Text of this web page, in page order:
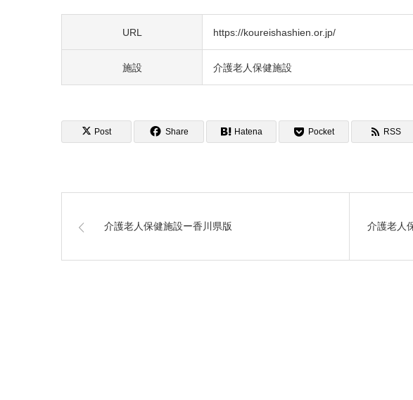
URL https://koureishashien.or.jp/
施設 介護老人保健施設
Post Share Hatena Pocket RSS
介護老人保健施設ー香川県版 介護老人